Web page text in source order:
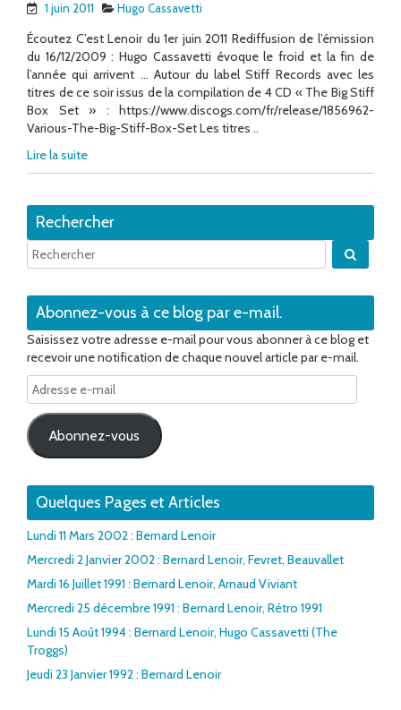
1 juin 2011 Hugo Cassavetti
Écoutez C’est Lenoir du 1er juin 2011 Rediffusion de l’émission
du 16/12/2009 : Hugo Cassavetti évoque le froid et la fin de
l’année qui arrivent … Autour du label Stiff Records avec les
titres de ce soir issus de la compilation de 4 CD « The Big Stiff
Box Set » : https://www.discogs.com/fr/release/1856962-
Various-The-Big-Stiff-Box-Set Les titres ..
Lire la suite
Rechercher
Abonnez-vous à ce blog par e-mail.
Saisissez votre adresse e-mail pour vous abonner à ce blog et
recevoir une notification de chaque nouvel article par e-mail.
Adresse
e-
mail
Abonnez-vous
Quelques Pages et Articles
Lundi 11 Mars 2002 : Bernard Lenoir
Mercredi 2 Janvier 2002 : Bernard Lenoir, Fevret, Beauvallet
Mardi 16 Juillet 1991 : Bernard Lenoir, Arnaud Viviant
Mercredi 25 décembre 1991 : Bernard Lenoir, Rétro 1991
Lundi 15 Août 1994 : Bernard Lenoir, Hugo Cassavetti (The
Troggs)
Jeudi 23 Janvier 1992 : Bernard Lenoir